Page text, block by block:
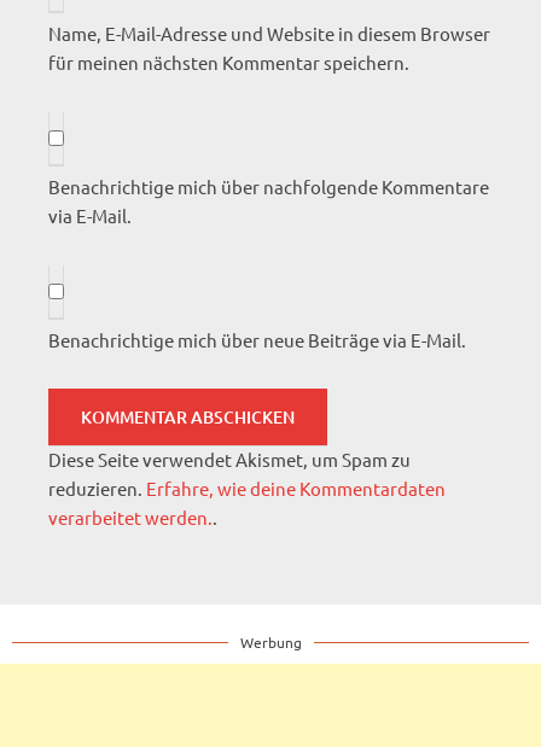
Name, E-Mail-Adresse und Website in diesem Browser
für meinen nächsten Kommentar speichern.
Benachrichtige mich über nachfolgende Kommentare
via E-Mail.
Benachrichtige mich über neue Beiträge via E-Mail.
Diese Seite verwendet Akismet, um Spam zu
reduzieren. Erfahre, wie deine Kommentardaten
verarbeitet werden..
Werbung